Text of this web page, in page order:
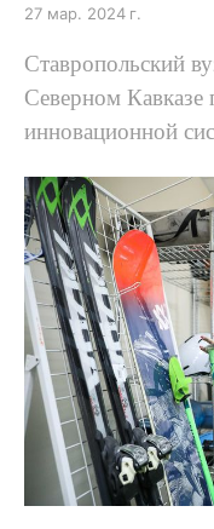
27 мар. 2024 г.
Ставропольский
Северном Кавказе
инновационной